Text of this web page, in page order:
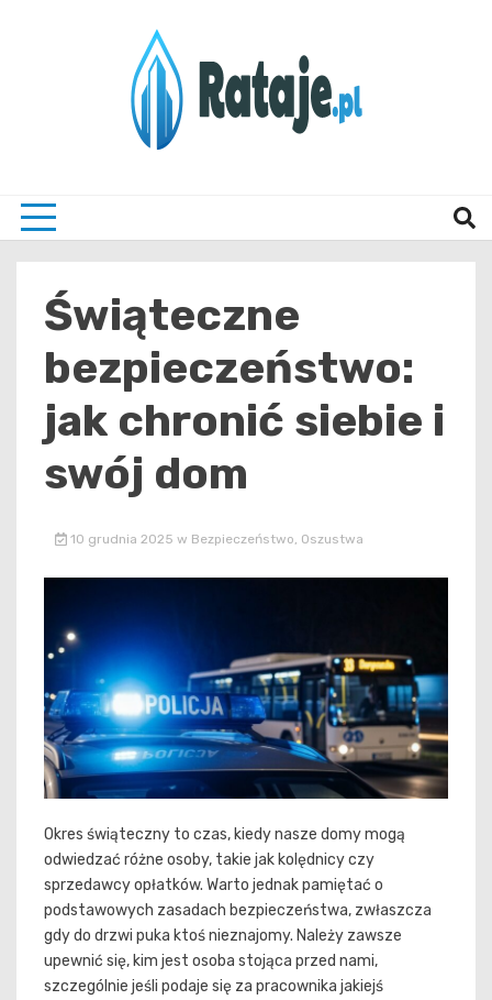
Świąteczne
bezpieczeństwo:
jak chronić siebie i
swój dom
10 grudnia 2025 w Bezpieczeństwo, Oszustwa
Okres świąteczny to czas, kiedy nasze domy mogą
odwiedzać różne osoby, takie jak kolędnicy czy
sprzedawcy opłatków. Warto jednak pamiętać o
podstawowych zasadach bezpieczeństwa, zwłaszcza
gdy do drzwi puka ktoś nieznajomy. Należy zawsze
upewnić się, kim jest osoba stojąca przed nami,
szczególnie jeśli podaje się za pracownika jakiejś